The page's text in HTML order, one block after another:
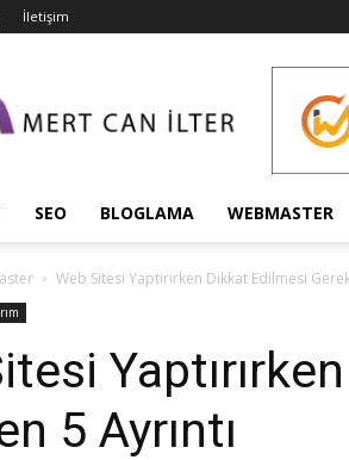
İletişim
İlter
Blog
SEO BLOGLAMA WEBMASTER
Web Sitesi Yaptırırken Dikkat Edilmesi
5 Ayrıntı